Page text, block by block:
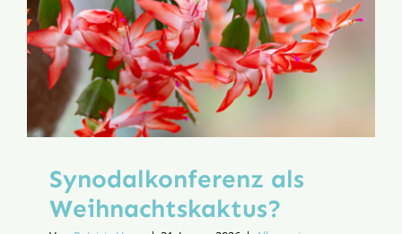
Synodalkonferenz als
Weihnachtskaktus?